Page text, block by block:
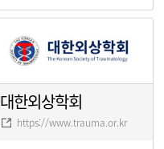
대한외상학회
https://www.trauma.or.kr